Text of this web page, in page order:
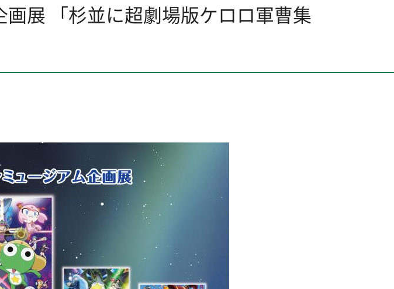
展 「杉並に超劇場版ケロロ軍曹集